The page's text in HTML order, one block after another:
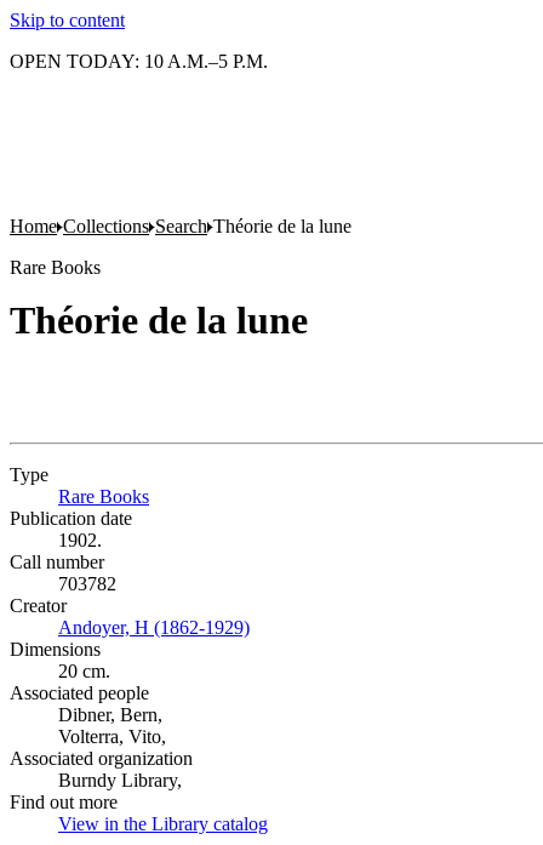
Skip to content
OPEN TODAY: 10 A.M.–5 P.M.
Home Collections Search Théorie de la lune
Rare Books
Théorie de la lune
Type
Rare Books
Publication date
1902.
Call number
703782
Creator
Andoyer, H (1862-1929)
Dimensions
20 cm.
Associated people
Dibner, Bern,
Volterra, Vito,
Associated organization
Burndy Library,
Find out more
View in the Library catalog